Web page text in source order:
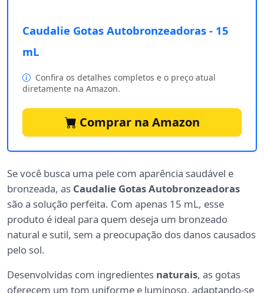
Caudalie Gotas Autobronzeadoras - 15
mL
Confira os detalhes completos e o preço atual
diretamente na Amazon.
Comprar na Amazon
Se você busca uma pele com aparência saudável e
bronzeada, as Caudalie Gotas Autobronzeadoras
são a solução perfeita. Com apenas 15 mL, esse
produto é ideal para quem deseja um bronzeado
natural e sutil, sem a preocupação dos danos causados
pelo sol.
Desenvolvidas com ingredientes naturais, as gotas
oferecem um tom uniforme e luminoso, adaptando-se